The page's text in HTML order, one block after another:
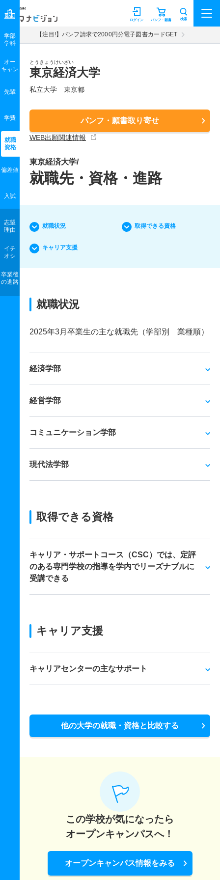
マナビジョン パンフ・願書
ログイン 検索
【注目!】パンフ請求で2000円分電子図書カードGET
とうきょうけいざい
東京経済大学
私立大学 東京都
パンフ・願書取り寄せ
WEB出願関連情報
学部
学科
オー
キャン
先輩
学費
就職
資格
偏差値
入試
志望
理由
イチ
オシ
卒業後
の進路
東京経済大学/
就職先・資格・進路
就職状況 取得できる資格
キャリア支援
就職状況
2025年3月卒業生の主な就職先（学部別 業種順）
経済学部
経営学部
コミュニケーション学部
現代法学部
取得できる資格
キャリア・サポートコース（CSC）では、定評
のある専門学校の指導を学内でリーズナブルに
受講できる
キャリア支援
キャリアセンターの主なサポート
他の大学の就職・資格と比較する
この学校が気になったら
オープンキャンパスへ！
オープンキャンパス情報をみる